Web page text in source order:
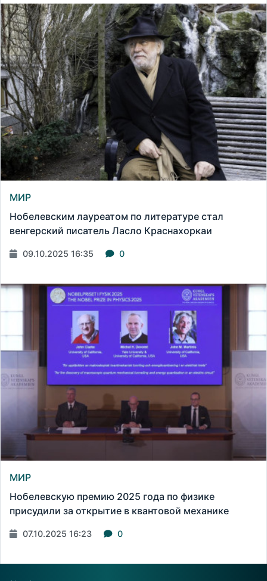
МИР
Нобелевским лауреатом по литературе стал
венгерский писатель Ласло Краснахоркаи
09.10.2025 16:35 0
МИР
Нобелевскую премию 2025 года по физике
присудили за открытие в квантовой механике
07.10.2025 16:23 0